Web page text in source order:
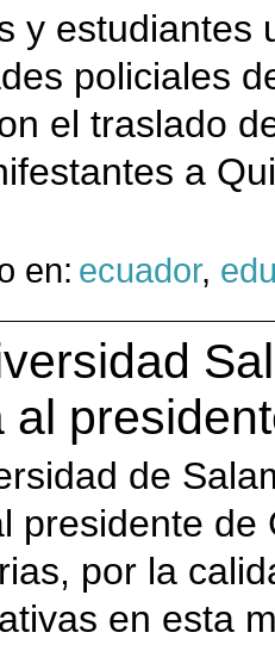
y estudiantes
policiales
el traslado
a
en: ecuador,
al
de
presidente de
por la
en esta